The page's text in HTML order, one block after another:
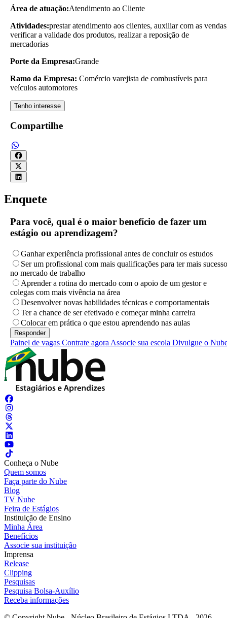
Área de atuação:Atendimento ao Cliente
Atividades:prestar atendimento aos clientes, auxiliar com as
verificar a validade dos produtos, realizar a reposição de
mercadorias
Porte da Empresa:Grande
Ramo da Empresa: Comércio varejista de combustíveis para
veículos automotores
Tenho interesse
Compartilhe
Enquete
Para você, qual é o maior benefício de fazer um
estágio ou aprendizagem?
Ganhar experiência profissional antes de concluir os estudos
Ser um profissional com mais qualificações para ter mais sucesso
no mercado de trabalho
Aprender a rotina do mercado com o apoio de um gestor e
colegas com mais vivência na área
Desenvolver novas habilidades técnicas e comportamentais
Ter a chance de ser efetivado e começar minha carreira
Colocar em prática o que estou aprendendo nas aulas
Painel de vagas Contrate agora Associe sua escola Divulgue o
Conheça o Nube
Quem somos
Faça parte do Nube
Blog
TV Nube
Feira de Estágios
Instituição de Ensino
Minha Área
Benefícios
Associe sua instituição
Imprensa
Release
Clipping
Pesquisas
Pesquisa Bolsa-Auxílio
Receba informações